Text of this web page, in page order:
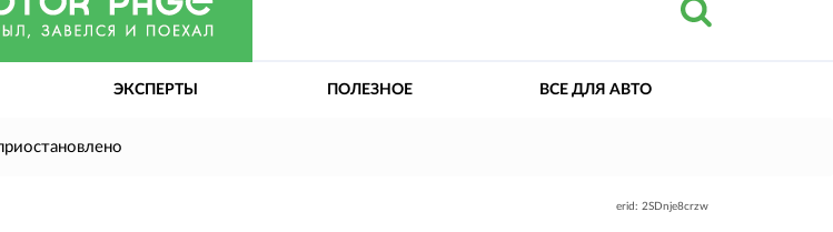
ЭКСПЕРТЫ ПОЛЕЗНОЕ ВСЕ ДЛЯ АВТО
erid: 2SDnje8crzw